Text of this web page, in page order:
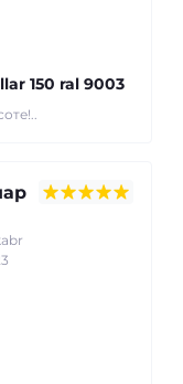
150 ral 9003